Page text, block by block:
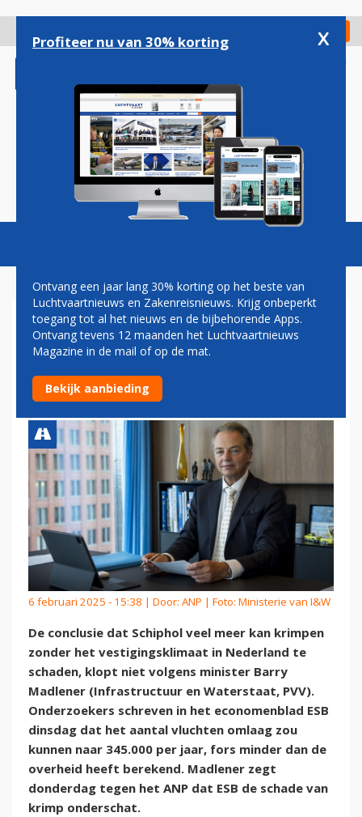
gaan
Check in
Magazine Podcasts Vacatures
MADLENER: ECONOMEN
ONDERSCHATTEN SCHADE
VAN KRIMP SCHIPHOL
6 februari 2025 - 15:38 | Door: ANP | Foto: Ministerie van I&W
De conclusie dat Schiphol veel meer kan krimpen
zonder het vestigingsklimaat in Nederland te
schaden, klopt niet volgens minister Barry
Madlener (Infrastructuur en Waterstaat, PVV).
Onderzoekers schreven in het economenblad ESB
dinsdag dat het aantal vluchten omlaag zou
kunnen naar 345.000 per jaar, fors minder dan de
overheid heeft berekend. Madlener zegt
donderdag tegen het ANP dat ESB de schade van
krimp onderschat.
Profiteer nu van 30% korting x
Ontvang een jaar lang 30% korting op het beste van
Luchtvaartnieuws en Zakenreisnieuws. Krijg onbeperkt
toegang tot al het nieuws en de bijbehorende Apps.
Ontvang tevens 12 maanden het Luchtvaartnieuws
Magazine in de mail of op de mat.
Bekijk aanbieding